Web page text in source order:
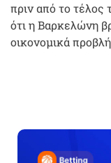
πριν από το τέλος
ότι η Βαρκελώνη
οικονομικά